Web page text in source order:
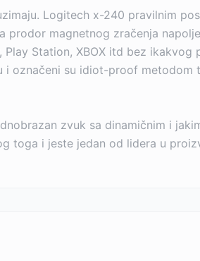
Logitech x-240 pravilnim
prodor magnetnog zračenja
Station, XBOX itd bez ikakvog
i označeni su idiot-proof metodom
zvuk sa dinamičnim i
toga i jeste jedan od lidera u